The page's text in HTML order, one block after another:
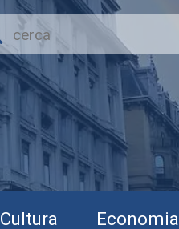
Cultura Economia